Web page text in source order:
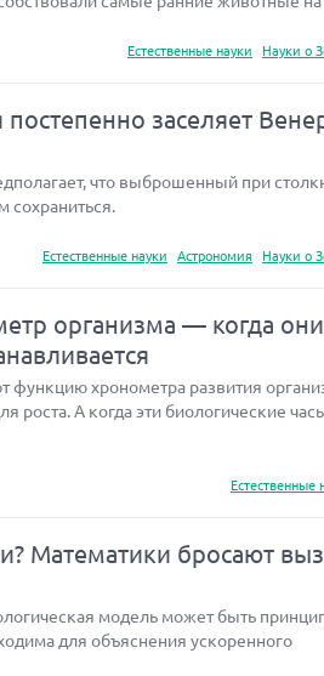
Естественные науки
Науки о
заселяет
что выброшенный при
сохраниться.
Естественные науки
Астрономия Науки о
организма — когда они
хронометра развития
роста. А когда эти биологические
Естественные
Математики бросают
модель может быть
для объяснения ускоренного